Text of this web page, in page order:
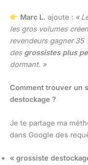
Marc L. ajoute : «
les gros volumes
revendeurs gagner 35
des grossistes plus
dormant. »
Comment trouver un
destockage ?
Je te partage ma
dans Google des
« grossiste